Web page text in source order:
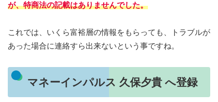
が、特商法の記載はありませんでした。
これでは、いくら富裕層の情報をもらっても、トラブルが
あった場合に連絡すら出来ないという事ですね。
マネーインパルス 久保夕貴 へ登録